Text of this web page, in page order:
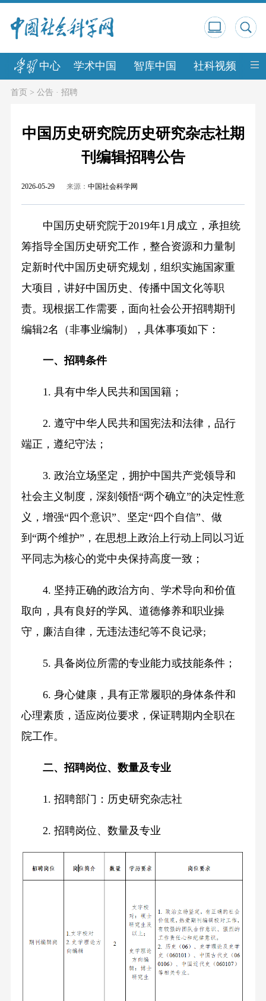
中心 学术中国 智库中国 社科视频 中
首页> 公告 · 招聘
中国历史研究院历史研究杂志社期
刊编辑招聘公告
2026-05-29 来源： 中国社会科学网
中国历史研究院于2019年1月成立，承担统
筹指导全国历史研究工作，整合资源和力量制
定新时代中国历史研究规划，组织实施国家重
大项目，讲好中国历史、传播中国文化等职
责。现根据工作需要，面向社会公开招聘期刊
编辑2名（非事业编制），具体事项如下：
一、招聘条件
1. 具有中华人民共和国国籍；
2. 遵守中华人民共和国宪法和法律，品行
端正，遵纪守法；
3. 政治立场坚定，拥护中国共产党领导和
社会主义制度，深刻领悟“两个确立”的决定性意
义，增强“四个意识”、坚定“四个自信”、做
到“两个维护”，在思想上政治上行动上同以习近
平同志为核心的党中央保持高度一致；
4. 坚持正确的政治方向、学术导向和价值
取向，具有良好的学风、道德修养和职业操
守，廉洁自律，无违法违纪等不良记录;
5. 具备岗位所需的专业能力或技能条件；
6. 身心健康，具有正常履职的身体条件和
心理素质，适应岗位要求，保证聘期内全职在
院工作。
二、招聘岗位、数量及专业
1. 招聘部门：历史研究杂志社
2. 招聘岗位、数量及专业